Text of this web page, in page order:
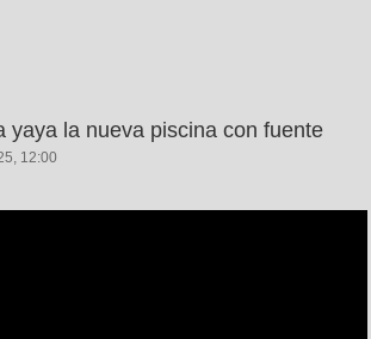
yaya la nueva piscina con fuente
12:00